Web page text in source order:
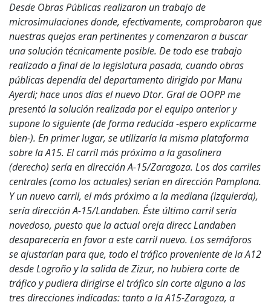
Desde Obras Públicas realizaron un trabajo de
microsimulaciones donde, efectivamente, comprobaron que
nuestras quejas eran pertinentes y comenzaron a buscar
una solución técnicamente posible. De todo ese trabajo
realizado a final de la legislatura pasada, cuando obras
públicas dependía del departamento dirigido por Manu
Ayerdi; hace unos días el nuevo Dtor. Gral de OOPP me
presentó la solución realizada por el equipo anterior y
supone lo siguiente (de forma reducida -espero explicarme
bien-). En primer lugar, se utilizaría la misma plataforma
sobre la A15. El carril más próximo a la gasolinera
(derecho) sería en dirección A-15/Zaragoza. Los dos carriles
centrales (como los actuales) serían en dirección Pamplona.
Y un nuevo carril, el más próximo a la mediana (izquierda),
sería dirección A-15/Landaben. Éste último carril sería
novedoso, puesto que la actual oreja direcc Landaben
desaparecería en favor a este carril nuevo. Los semáforos
se ajustarían para que, todo el tráfico proveniente de la A12
desde Logroño y la salida de Zizur, no hubiera corte de
tráfico y pudiera dirigirse el tráfico sin corte alguno a las
tres direcciones indicadas: tanto a la A15-Zaragoza, a